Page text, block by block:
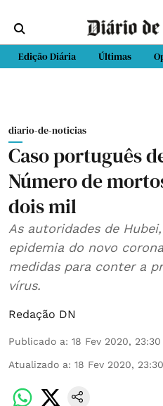
Edição Diária Últimas
diario-de-noticias
Caso português
Número de
dois mil
As autoridades de
epidemia do novo
medidas para conter a
vírus.
Redação DN
Publicado a: 18 Fev 2020, 23:30
Atualizado a: 18 Fev 2020, 23:30